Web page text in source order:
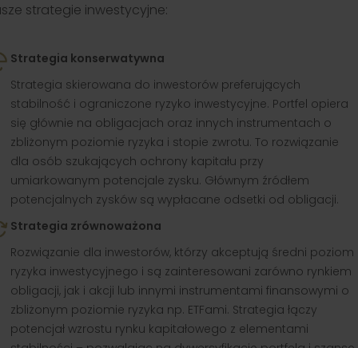
strategie inwestycyjne:
Strategia konserwatywna
Strategia skierowana do inwestorów preferujących
stabilność i ograniczone ryzyko inwestycyjne. Portfel opiera
się głównie na obligacjach oraz innych instrumentach o
zbliżonym poziomie ryzyka i stopie zwrotu. To rozwiązanie
dla osób szukających ochrony kapitału przy
umiarkowanym potencjale zysku. Głównym źródłem
potencjalnych zysków są wypłacane odsetki od obligacji.
Strategia zrównoważona
Rozwiązanie dla inwestorów, którzy akceptują średni poziom
ryzyka inwestycyjnego i są zainteresowani zarówno rynkiem
obligacji, jak i akcji lub innymi instrumentami finansowymi o
zbliżonym poziomie ryzyka np. ETFami. Strategia łączy
potencjał wzrostu rynku kapitałowego z elementami